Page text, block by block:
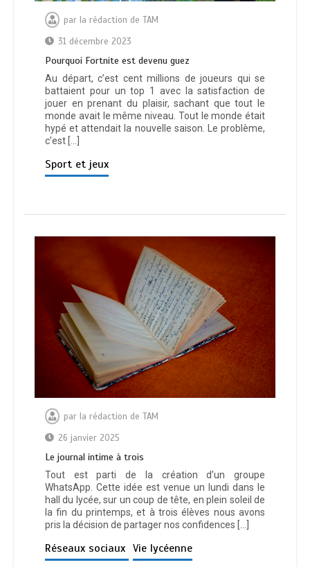
par la rédaction de TAM
31 décembre 2023
Pourquoi Fortnite est devenu guez
Au départ, c’est cent millions de joueurs qui se
battaient pour un top 1 avec la satisfaction de
jouer en prenant du plaisir, sachant que tout le
monde avait le même niveau. Tout le monde était
hypé et attendait la nouvelle saison. Le problème,
c’est […]
Sport et jeux
par la rédaction de TAM
26 janvier 2025
Le journal intime à trois
Tout est parti de la création d’un groupe
WhatsApp. Cette idée est venue un lundi dans le
hall du lycée, sur un coup de tête, en plein soleil de
la fin du printemps, et à trois élèves nous avons
pris la décision de partager nos confidences […]
Réseaux sociaux Vie lycéenne